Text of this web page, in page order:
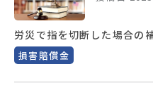
労災で指を切断した場合の
損害賠償金